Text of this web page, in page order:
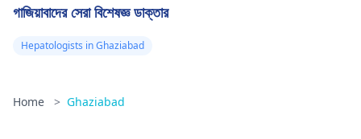
গাজিয়াবাদের সেরা বিশেষজ্ঞ ডাক্তার
Hepatologists in Ghaziabad
Home > Ghaziabad